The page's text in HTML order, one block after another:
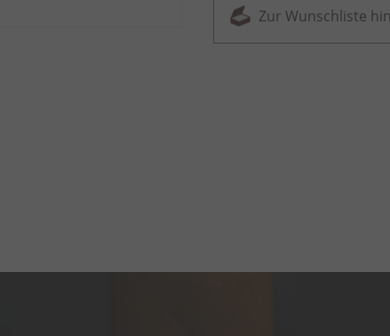
Zur Wunschliste